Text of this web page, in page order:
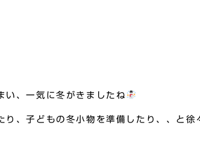
い、一気に冬がきましたね
り、子どもの冬小物を準備したり、、と徐